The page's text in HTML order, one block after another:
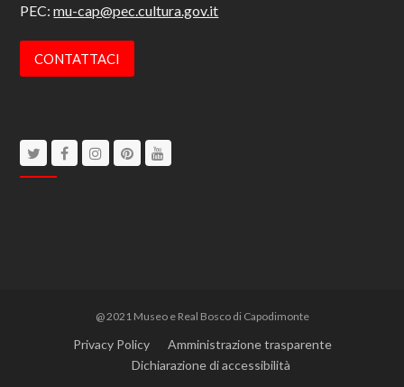
PEC:mu-cap@pec.cultura.gov.it
CONTATTACI
TwitterFacebookInstagram
Pinterest
@ 2021 Museo e Real Bosco di Capodimonte
Privacy Policy
Amministrazione trasparente
Dichiarazione di accessibilità